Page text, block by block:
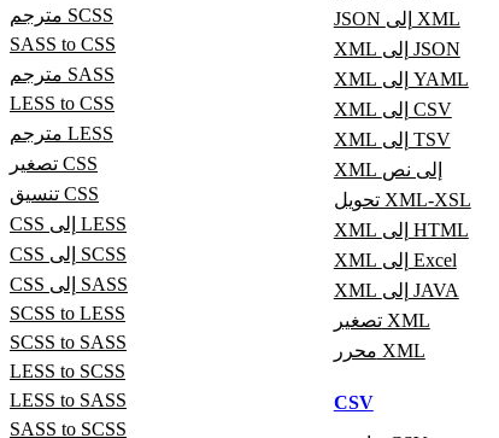
مترجم SCSS
SASS to CSS
مترجم SASS
LESS to CSS
مترجم LESS
تصغير CSS
تنسيق CSS
CSS إلى LESS
CSS إلى SCSS
CSS إلى SASS
SCSS to LESS
SCSS to SASS
LESS to SCSS
LESS to SASS
SASS to SCSS
JSON إلى XML
XML إلى JSON
XML إلى YAML
XML إلى CSV
XML إلى TSV
XML إلى نص
تحويل XML-XSL
XML إلى HTML
XML إلى Excel
XML إلى JAVA
تصغير XML
محرر XML
CSV